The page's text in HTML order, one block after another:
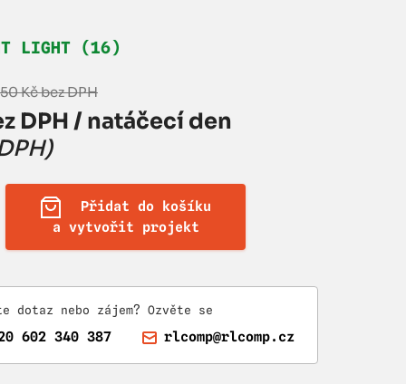
LIGHT (16)
Kč bez DPH
DPH / natáčecí den
Přidat do košíku
a vytvořit projekt
dotaz nebo zájem? Ozvěte se
602 340 387 rlcomp@rlcomp.cz